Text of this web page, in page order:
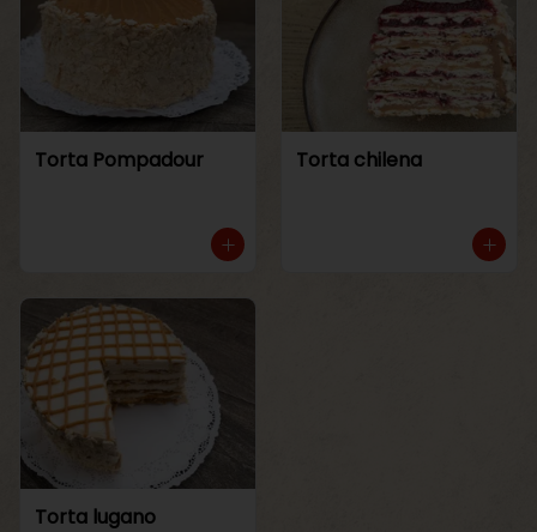
Torta Pompadour Torta chilena
Torta lugano